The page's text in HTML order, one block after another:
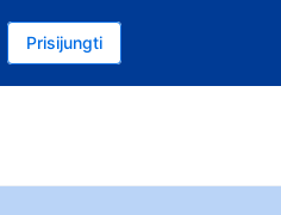
Prisijungti